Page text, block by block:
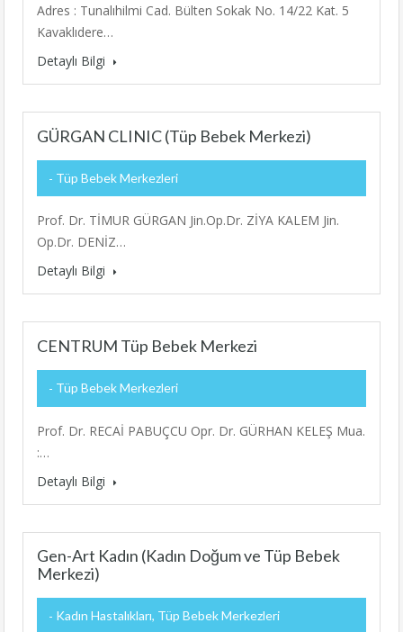
Adres : Tunalıhilmi Cad. Bülten Sokak No. 14/22 Kat. 5
Kavaklıdere…
Detaylı Bilgi
GÜRGAN CLINIC (Tüp Bebek Merkezi)
Tüp Bebek Merkezleri
Prof. Dr. TİMUR GÜRGAN Jin.Op.Dr. ZİYA KALEM Jin.
Op.Dr. DENİZ…
Detaylı Bilgi
CENTRUM Tüp Bebek Merkezi
Tüp Bebek Merkezleri
Prof. Dr. RECAİ PABUÇCU Opr. Dr. GÜRHAN KELEŞ Mua.
:…
Detaylı Bilgi
Gen-Art Kadın (Kadın Doğum ve Tüp Bebek
Merkezi)
Kadın Hastalıkları, Tüp Bebek Merkezleri